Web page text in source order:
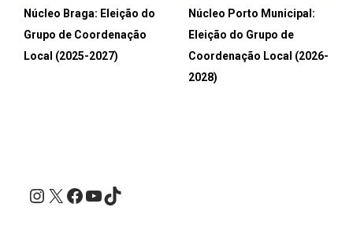
Núcleo Braga: Eleição do
Grupo de Coordenação
Local (2025-2027)
Núcleo Porto Municipal:
Eleição do Grupo de
Coordenação Local (2026-
2028)
Instagram
X Facebook
YouTube